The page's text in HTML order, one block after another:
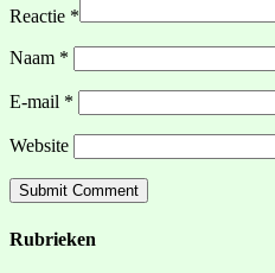
Reactie *
Naam *
E-mail *
Website
Rubrieken